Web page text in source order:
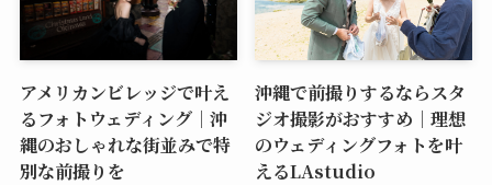
アメリカンビレッジで叶え
るフォトウェディング｜沖
縄のおしゃれな街並みで特
別な前撮りを
沖縄で前撮りするならスタ
ジオ撮影がおすすめ｜理想
のウェディングフォトを叶
えるLAstudio